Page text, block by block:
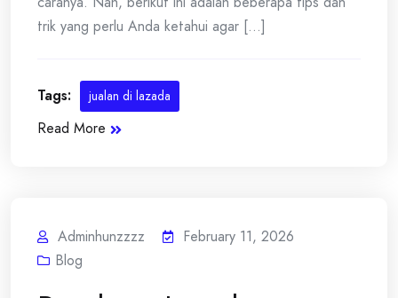
trik yang perlu Anda ketahui agar [...]
Tags: jualan di lazada
Read More
Adminhunzzzz
February 11, 2026
Blog